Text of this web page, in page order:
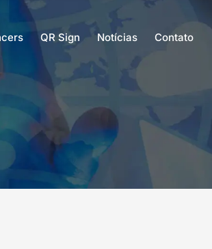
QR Sign Notícias Contato